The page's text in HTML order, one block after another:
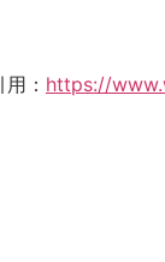
用： https://